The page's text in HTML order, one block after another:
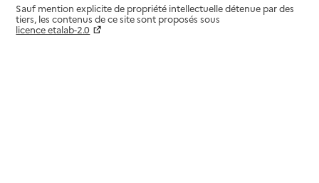
Sauf mention explicite de propriété intellectuelle détenue par des
tiers, les contenus de ce site sont proposés sous
licence etalab-2.0